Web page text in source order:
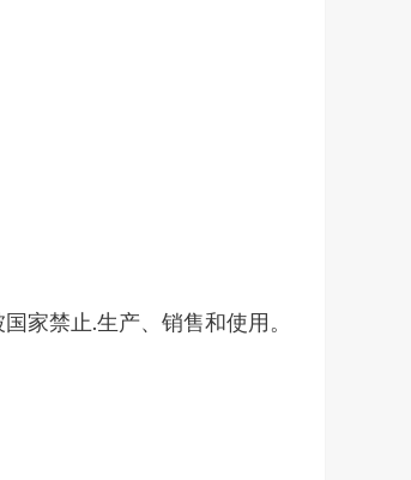
家禁止.生产、销售和使用。